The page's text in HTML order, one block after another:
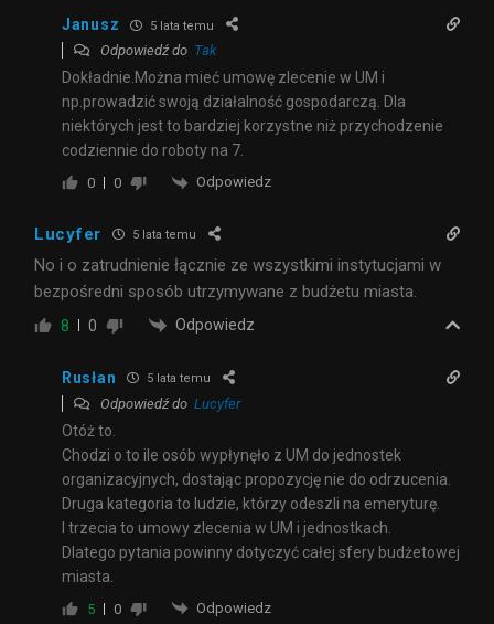
Janusz 5 lata temu
Odpowiedź do Tak
Dokładnie.Można mieć umowę zlecenie w UM i
np.prowadzić swoją działalność gospodarczą. Dla
niektórych jest to bardziej korzystne niż przychodzenie
codziennie do roboty na 7.
0 0 Odpowiedz
Lucyfer 5 lata temu
No i o zatrudnienie łącznie ze wszystkimi instytucjami w
bezpośredni sposób utrzymywane z budżetu miasta.
8 0 Odpowiedz
Rusłan 5 lata temu
Odpowiedź do Lucyfer
Otóż to.
Chodzi o to ile osób wypłynęło z UM do jednostek
organizacyjnych, dostając propozycję nie do odrzucenia.
Druga kategoria to ludzie, którzy odeszli na emeryturę.
I trzecia to umowy zlecenia w UM i jednostkach.
Dlatego pytania powinny dotyczyć całej sfery budżetowej
miasta.
5 0 Odpowiedz